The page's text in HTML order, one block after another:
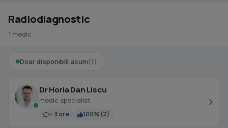
Radiodiagnostic
1 medic
Doar disponibili acum(1)
Dr Horia Dan Liscu
medic specialist
< 3 ore 100% (2)